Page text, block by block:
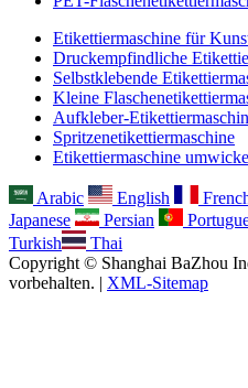
Etikettiermaschine für
Druckempfindliche
Selbstklebende
Kleine
Aufkleber-
Spritzenetikettiermaschine
Etikettiermaschine
Arabic English
Japanese
Persian
Turkish
Thai
Copyright © Shanghai BaZhou
vorbehalten. | XML-Sitemap